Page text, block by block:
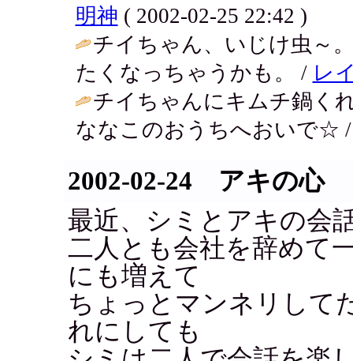
明神 ( 2002-02-25 22:42 )
チイちゃん、いじけ虫～
たくなっちゃうかも。 / レ
チイちゃんにキムチ鍋く
ななこのおうちへおいで☆
2002-02-24 アキの心
最近、シミとアキの会
二人とも会社を辞めて
にも増えて
ちょっとマンネリして
れにしても